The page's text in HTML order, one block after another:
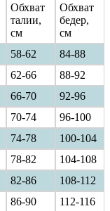
Обхват
талии,
см
Обхват
бедер,
см
58-62
84-88
62-66
88-92
66-70
92-96
70-74
96-100
74-78
100-104
78-82
104-108
82-86
108-112
86-90
112-116